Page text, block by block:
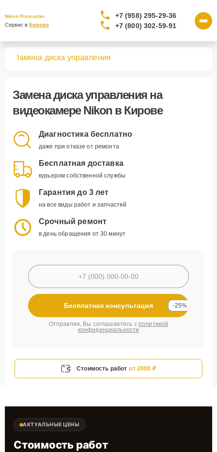
Nikon Fixmaster
Сервис в Кирове
+7 (958) 295-29-36
+7 (800) 302-59-91
Замена диска управления
Замена диска управленияна
видеокамере Nikon в Кирове
Диагностика бесплатно
даже при отказе от ремонта
Бесплатная доставка
курьером собственной службы
Гарантия до 3 лет
на все виды работ и запчастей
Срочный ремонт
в день обращения от 30 минут
Бесплатная консультация -25%
Отправляя, Вы соглашаетесь с политикой
конфиденциальности
Стоимость работ от 2000 ₽
АКТУАЛЬНЫЕ ЦЕНЫ
Стоимость работ